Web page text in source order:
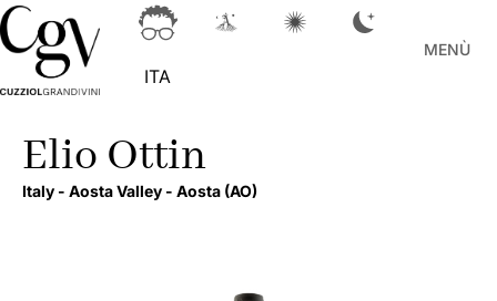
ITA
MENÙ
Elio Ottin
Italy - Aosta Valley - Aosta (AO)